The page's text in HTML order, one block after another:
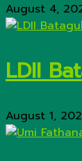
August 4,
LDII
August 1,